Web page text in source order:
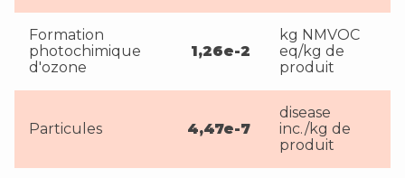
Formation
photochimique
d'ozone
1,26e-2
kg NMVOC
eq/kg de
produit
Particules 4,47e-7
disease
inc./kg de
produit